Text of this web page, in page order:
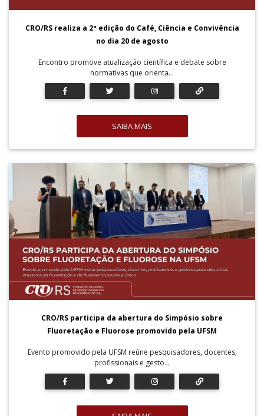
CRO/RS realiza a 2ª edição do Café, Ciência e Convivência
no dia 20 de agosto
Encontro promove atualização científica e debate sobre
normativas que orienta...
SAIBA MAIS
CRO/RS participa da abertura do Simpósio sobre
Fluoretação e Fluorose promovido pela UFSM
Evento promovido pela UFSM reúne pesquisadores, docentes,
profissionais e gesto...